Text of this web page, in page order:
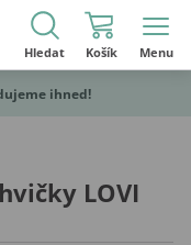
Hledat Košík Menu
ihned!
LOVI